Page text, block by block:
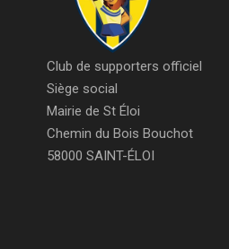
Club de supporters officiel
Siège social
Mairie de St Éloi
Chemin du Bois Bouchot
58000 SAINT-ÉLOI